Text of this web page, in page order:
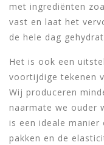
met ingrediënten
vast en laat het
de hele dag
Het is ook een
voortijdige tekenen
Wij produceren
naarmate we ouder
is een ideale
pakken en de